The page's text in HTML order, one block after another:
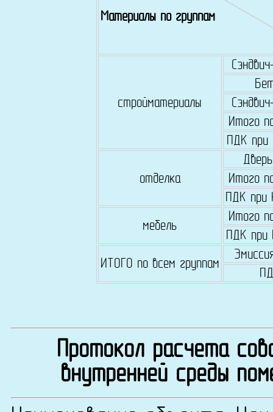
Материалы по группам
стройматериалы
Итого
ПДК при
отделка
Итого
ПДК при
мебель
Итого
ПДК при
ИТОГО по всем группам
Протокол расчета
внутренней среды